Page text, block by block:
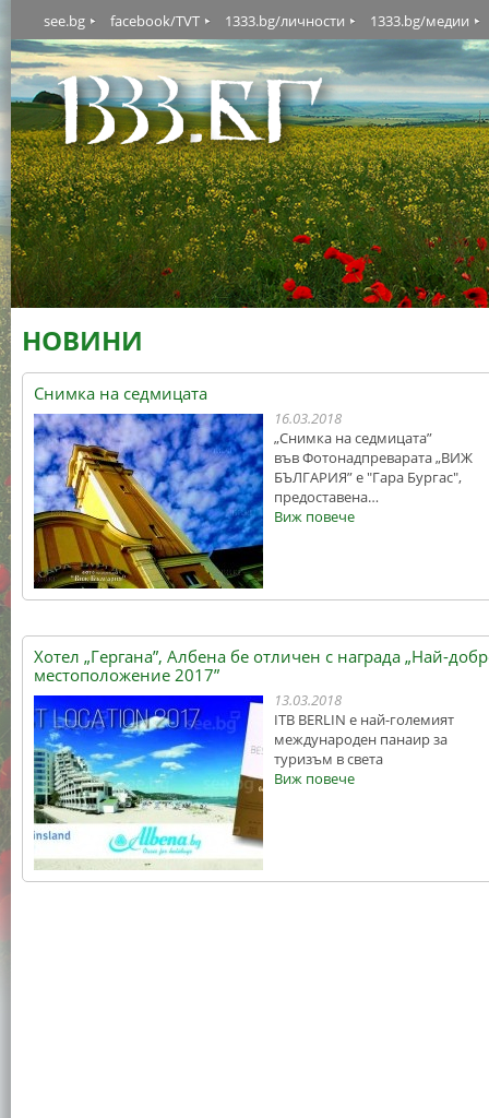
see.bg facebook/TVT 1333.bg/личности 1333.bg/медии
НОВИНИ
Снимка на седмицата
16.03.2018
„Снимка на седмицата”
във Фотонадпреварата „ВИЖ
БЪЛГАРИЯ” е "Гара Бургас",
предоставена…
Виж повече
Хотел „Гергана”, Албена бе отличен с награда „Най-
местоположение 2017”
13.03.2018
ITB BERLIN е най-големият
международен панаир за
туризъм в света
Виж повече